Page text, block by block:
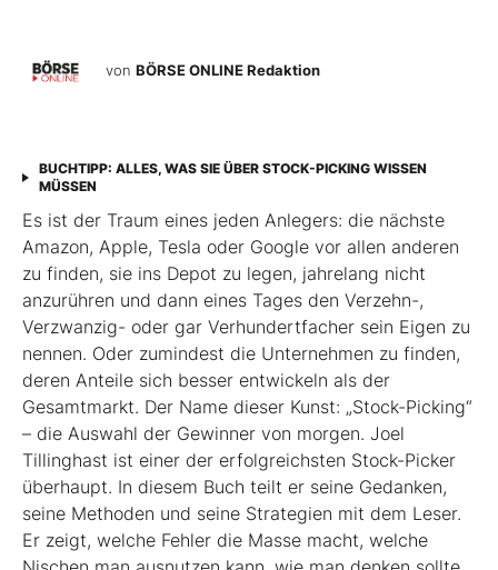
von BÖRSE ONLINE Redaktion
BUCHTIPP: ALLES, WAS SIE ÜBER STOCK-PICKING WISSEN
MÜSSEN
Es ist der Traum eines jeden Anlegers: die nächste
Amazon, Apple, Tesla oder Google vor allen anderen
zu finden, sie ins Depot zu legen, jahrelang nicht
anzurühren und dann eines Tages den Verzehn-,
Verzwanzig- oder gar Verhundertfacher sein Eigen zu
nennen. Oder zumindest die Unternehmen zu finden,
deren Anteile sich besser entwickeln als der
Gesamtmarkt. Der Name dieser Kunst: „Stock-Picking“
– die Auswahl der Gewinner von morgen. Joel
Tillinghast ist einer der erfolgreichsten Stock-Picker
überhaupt. In diesem Buch teilt er seine Gedanken,
seine Methoden und seine Strategien mit dem Leser.
Er zeigt, welche Fehler die Masse macht, welche